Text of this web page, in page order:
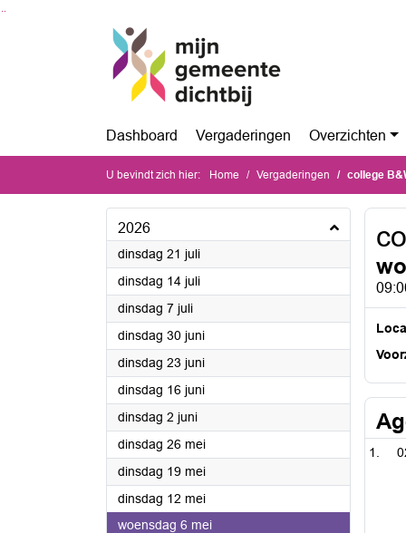
Dashboard Vergaderingen Overzichten
U bevindt zich hier: Home Vergaderingen college
2026
dinsdag 21 juli2026
dinsdag 14 juli2026
dinsdag 7 juli2026
dinsdag 30 juni2026
dinsdag 23 juni2026
dinsdag 16 juni2026
dinsdag 2 juni2026
dinsdag 26 mei2026
dinsdag 19 mei2026
dinsdag 12 mei2026
woensdag 6 mei2026